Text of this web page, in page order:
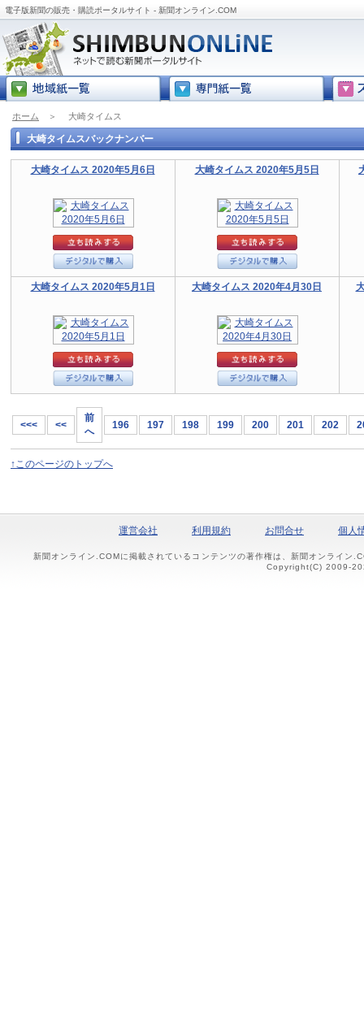
電子版新聞の販売・購読ポータルサイト - 新聞オンライン.COM
ホーム ＞ 大崎タイムス
大崎タイムスバックナンバー
大崎タイムス 2020年5月6日 大崎タイムス 2020年5月5日
大崎タイムス 2020年5月1日 大崎タイムス 2020年4月30日
<<< <<
前
へ
196 197 198 199 200 201 202
↑このページのトップへ
運営会社 利用規約 お問合せ 個人
新聞オンライン.COMに掲載されているコンテンツの著作権は、新聞オンライン
Copyright(C) 2009-